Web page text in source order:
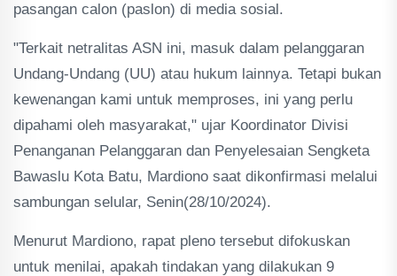
pasangan calon (paslon) di media sosial.
"Terkait netralitas ASN ini, masuk dalam pelanggaran
Undang-Undang (UU) atau hukum lainnya. Tetapi bukan
kewenangan kami untuk memproses, ini yang perlu
dipahami oleh masyarakat," ujar Koordinator Divisi
Penanganan Pelanggaran dan Penyelesaian Sengketa
Bawaslu Kota Batu, Mardiono saat dikonfirmasi melalui
sambungan selular, Senin(28/10/2024).
Menurut Mardiono, rapat pleno tersebut difokuskan
untuk menilai, apakah tindakan yang dilakukan 9